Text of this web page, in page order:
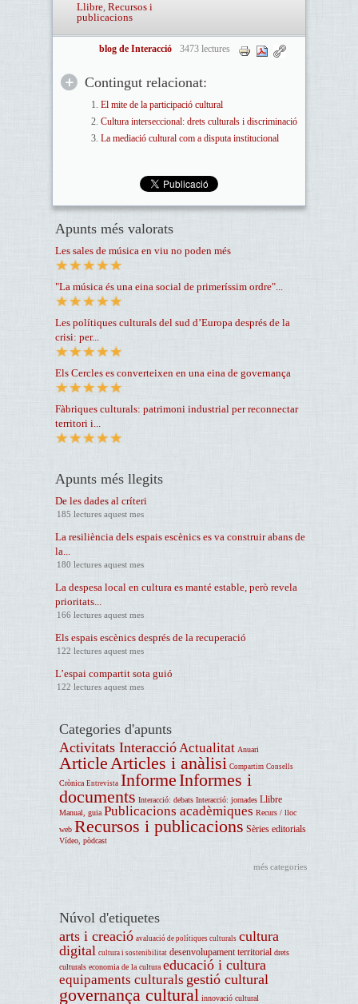
Llibre, Recursos i
publicacions
blog de Interacció 3473 lectures
Contingut relacionat:
El mite de la participació cultural
Cultura interseccional: drets culturals i discriminació
La mediació cultural com a disputa institucional
Apunts més valorats
Les sales de música en viu no poden més
"La música és una eina social de primeríssim ordre"...
Les polítiques culturals del sud d’Europa després de la
crisi: per...
Els Cercles es converteixen en una eina de governança
Fàbriques culturals: patrimoni industrial per reconnectar
territori i...
Apunts més llegits
De les dades al críteri
185 lectures aquest mes
La resiliència dels espais escènics es va construir abans de
la...
180 lectures aquest mes
La despesa local en cultura es manté estable, però revela
prioritats...
166 lectures aquest mes
Els espais escènics després de la recuperació
122 lectures aquest mes
L’espai compartit sota guió
122 lectures aquest mes
Categories d'apunts
Activitats Interacció Actualitat Anuari
Article Articles i anàlisi Compartim Consells
Crònica Entrevista InformeInformes i
documents Interacció: debats Interacció: jornades Llibre
Manual, guia Publicacions acadèmiques Recurs / lloc
web Recursos i publicacions Sèries editorials
Vídeo, pòdcast
més categories
Núvol d'etiquetes
arts i creació avaluació de polítiques culturals cultura
digital cultura i sostenibilitat desenvolupament territorial drets
culturals economia de la cultura educació i cultura
equipaments culturals gestió cultural
governança cultural innovació cultural